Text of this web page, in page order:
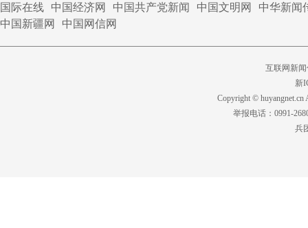
国际在线
中国经济网 中国共产党新闻 中国文明网
中华新闻
中国新疆网
中国网信网
互联网新闻
新
Copyright ©
举报电话：0991-
兵